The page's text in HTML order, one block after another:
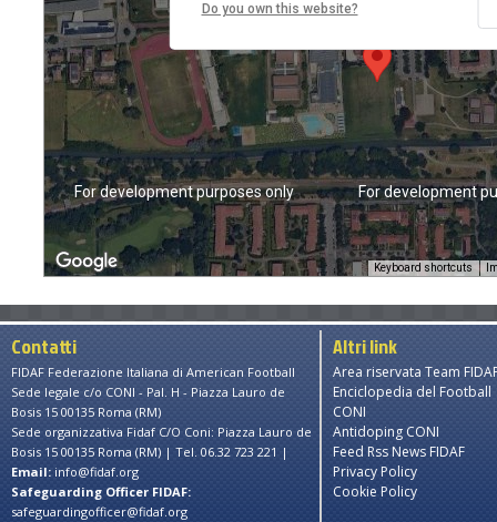
For development
For development purposes only
Keyboard shortcuts
Do you own this website?
Contatti
FIDAF Federazione Italiana di American Football
Sede legale c/o CONI - Pal. H - Piazza Lauro de
Bosis 15 00135 Roma (RM)
Sede organizzativa Fidaf C/O Coni: Piazza Lauro de
Bosis 15 00135 Roma (RM) | Tel. 06.32 723 221 |
Email: info@fidaf.org
Safeguarding Officer FIDAF:
safeguardingofficer@fidaf.org
Altri link
Area riservata Team
Enciclopedia del Football
CONI
Antidoping CONI
Feed Rss News FIDAF
Privacy Policy
Cookie Policy